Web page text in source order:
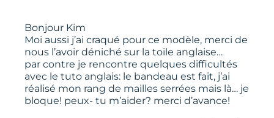
Bonjour Kim
Moi aussi j’ai craqué pour ce modèle, merci de
nous l’avoir déniché sur la toile anglaise…
par contre je rencontre quelques difficultés
avec le tuto anglais: le bandeau est fait, j’ai
réalisé mon rang de mailles serrées mais là… je
bloque! peux- tu m’aider? merci d’avance!